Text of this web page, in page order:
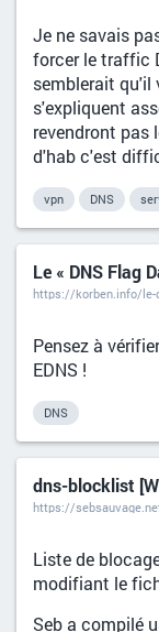
Je ne savais
forcer le traffic
semblerait qu'il
s'expliquent
revendront pas
d'hab c'est
vpn DNS
Le « DNS Flag
https://korben.info/le-
Pensez à
EDNS !
DNS
dns-blocklist
https://
Liste de
modifiant le
Seb a compilé